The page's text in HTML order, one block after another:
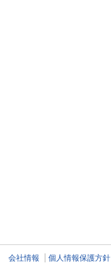
会社情報 個人情報保護方針